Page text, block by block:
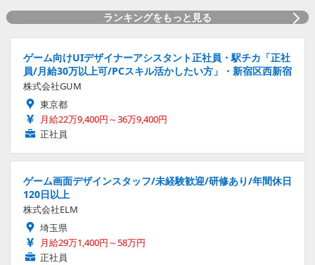
ランキングをもっと見る
ゲーム向けUIデザイナーアシスタント正社員・駅チカ「正社
員/月給30万以上可/PCスキル活かしたい方」・新宿区西新宿
株式会社GUM
東京都
月給22万9,400円～36万9,400円
正社員
ゲーム画面デザインスタッフ/未経験歓迎/研修あり/年間休日
120日以上
株式会社ELM
埼玉県
月給29万1,400円～58万円
正社員